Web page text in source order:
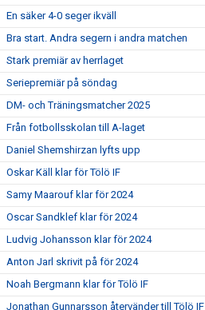
En säker 4-0 seger ikväll
Bra start. Andra segern i andra matchen
Stark premiär av herrlaget
Seriepremiär på söndag
DM- och Träningsmatcher 2025
Från fotbollsskolan till A-laget
Daniel Shemshirzan lyfts upp
Oskar Käll klar för Tölö IF
Samy Maarouf klar för 2024
Oscar Sandklef klar för 2024
Ludvig Johansson klar för 2024
Anton Jarl skrivit på för 2024
Noah Bergmann klar för Tölö IF
Jonathan Gunnarsson återvänder till Tölö IF